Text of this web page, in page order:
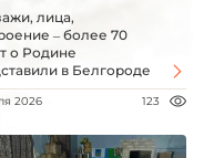
лица,
– более 70
о Родине
в Белгороде
2026 123